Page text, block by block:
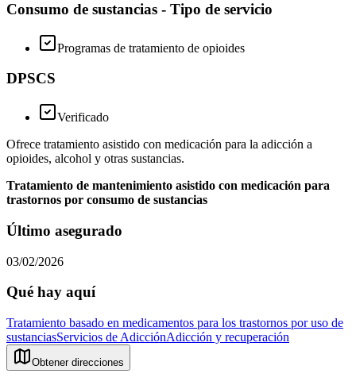
Consumo de sustancias - Tipo de servicio
Programas de tratamiento de opioides
DPSCS
Verificado
Ofrece tratamiento asistido con medicación para la adicción a
opioides, alcohol y otras sustancias.
Tratamiento de mantenimiento asistido con medicación para
trastornos por consumo de sustancias
Último asegurado
03/02/2026
Qué hay aquí
Tratamiento basado en medicamentos para los trastornos por uso de
sustanciasServicios de AdicciónAdicción y recuperación
Obtener direcciones